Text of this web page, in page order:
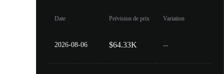
Date
2026-08-06
Prévision de prix
$64.33K
Variation
--